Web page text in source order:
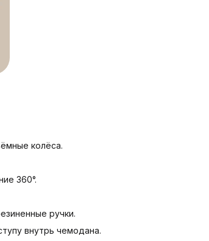
колёса.
360°.
ручки.
внутрь чемодана.